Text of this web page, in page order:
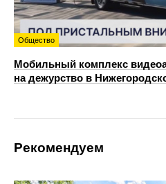
Общество
Мобильный комплекс
на дежурство в
Рекомендуем